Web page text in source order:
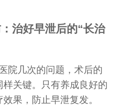
治好早泄后的“长治
院几次的问题，术后的
关键。只有养成良好的
果，防止早泄复发。